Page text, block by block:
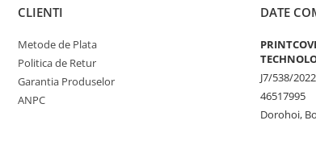
felfunctionalitatea
confortabila a
CLIENTI
Metode de Plata
Politica de Retur
Garantia Produselor
ANPC
DATE
J7/538/2022
46517995
Dorohoi,